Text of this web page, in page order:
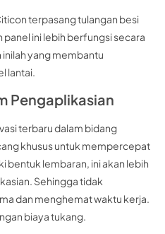
terpasang tulangan besi
ini lebih berfungsi secara
inilah yang membantu
lantai.
Pengaplikasian
terbaru dalam bidang
khusus untuk mempercepat
bentuk lembaran, ini akan lebih
Sehingga tidak
dan menghemat waktu kerja.
biaya tukang.